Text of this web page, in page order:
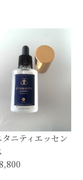
タニティエッセン